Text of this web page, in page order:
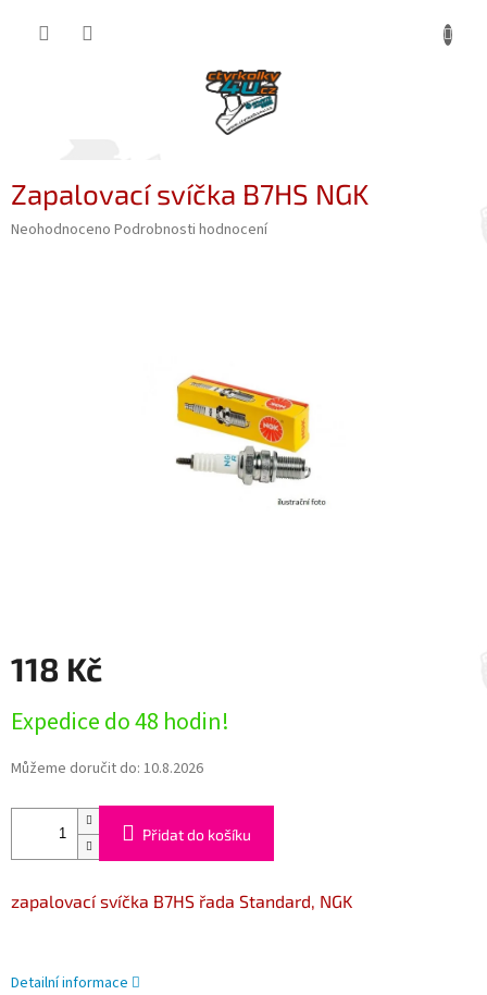
Zapalovací svíčka B7HS NGK
Průměrné
Neohodnoceno Podrobnosti hodnocení
118 Kč
cena:
Expedice do 48 hodin!
Můžeme doručit do: 10.8.2026
Přidat do košíku
zapalovací svíčka B7HS řada Standard, NGK
Detailní informace